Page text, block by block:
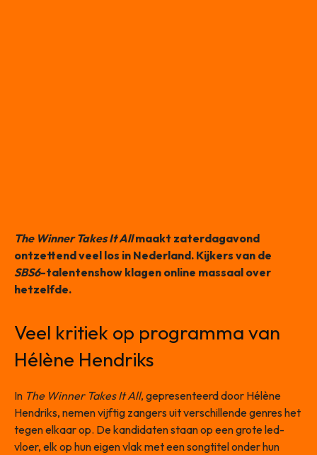
The Winner Takes It Allmaakt zaterdagavond
ontzettend veel los in Nederland. Kijkers van de
SBS6-talentenshow klagen online massaal over
hetzelfde.
Veel kritiek op programma van
Hélène Hendriks
In The Winner Takes It All, gepresenteerd door Hélène
Hendriks, nemen vijftig zangers uit verschillende genres het
tegen elkaar op. De kandidaten staan op een grote led-
vloer, elk op hun eigen vlak met een songtitel onder hun